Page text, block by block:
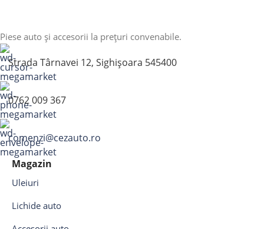
Piese auto și accesorii la prețuri convenabile.
Strada Târnavei 12, Sighișoara 545400
0762 009 367
comenzi@cezauto.ro
Magazin
Uleiuri
Lichide auto